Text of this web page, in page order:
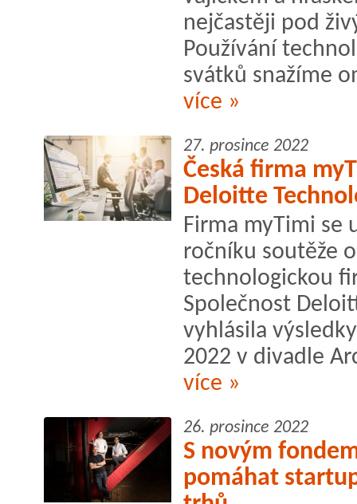
nejčastěji pod
Používání
svátků snažíme
více »
27. prosince 2022
Česká firma
Deloitte
Firma myTimi se
ročníku soutěže
technologickou
Společnost
vyhlásila
2022 v divadle
více »
26. prosince 2022
S novým
pomáhat